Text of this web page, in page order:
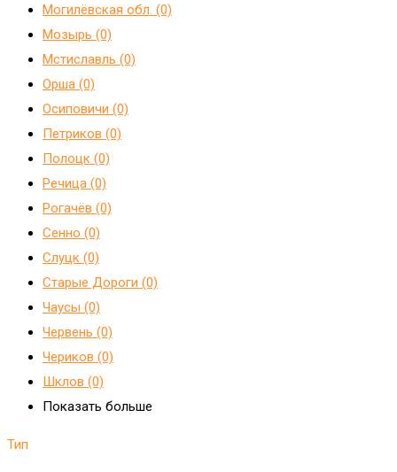
Могилёвская обл. (0)
Мозырь (0)
Мстиславль (0)
Орша (0)
Осиповичи (0)
Петриков (0)
Полоцк (0)
Речица (0)
Рогачёв (0)
Сенно (0)
Слуцк (0)
Старые Дороги (0)
Чаусы (0)
Червень (0)
Чериков (0)
Шклов (0)
Показать больше
Тип